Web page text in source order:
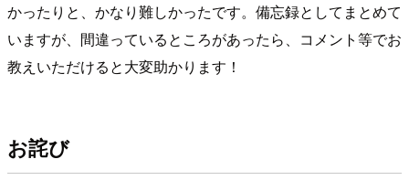
かったりと、かなり難しかったです。備忘録としてまとめて
いますが、間違っているところがあったら、コメント等でお
教えいただけると大変助かります！
お詫び